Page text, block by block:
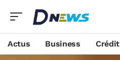
Actus Business Crédit